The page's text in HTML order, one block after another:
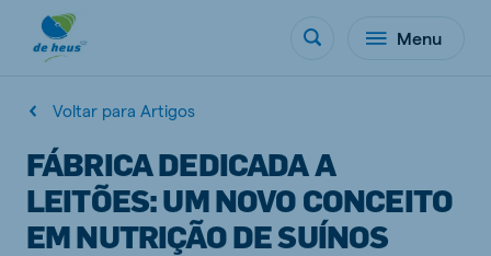
Menu
Voltar para Artigos
FÁBRICA DEDICADA A
LEITÕES: UM NOVO CONCEITO
EM NUTRIÇÃO DE SUÍNOS